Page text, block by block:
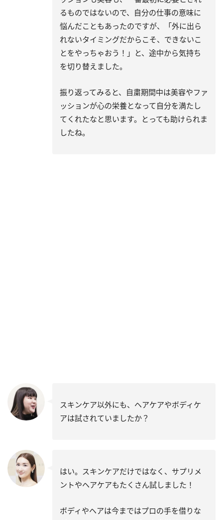
るものではないので、自分の仕事の意味に
悩んだこともあったのですが、「外に出ら
れないタイミングだからこそ、できないこ
とをやっちゃおう！」と、途中から気持ち
を切り替えました。
振り返ってみると、自粛期間中は美容やファ
ッションが心の栄養となって自分を満たし
てくれたなと思います。とっても助けられま
したね。
スキンケア以外にも、ヘアケアやボディケ
アは試されていましたか？
はい。スキンケアだけではなく、サプリメ
ントやヘアケアもたくさん試しました！
ボディやヘアは今まではプロの手を借りな